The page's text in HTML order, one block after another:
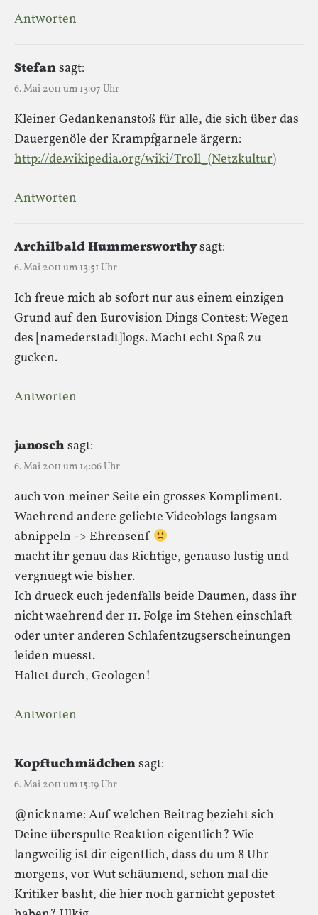
Antworten
Stefansagt:
6. Mai 2011 um 13:07 Uhr
Kleiner Gedankenanstoß für alle, die sich über das
Dauergenöle der Krampfgarnele ärgern:
http://de.wikipedia.org/wiki/Troll_(Netzkultur)
Antworten
Archilbald Hummersworthysagt:
6. Mai 2011 um 13:51 Uhr
Ich freue mich ab sofort nur aus einem einzigen
Grund auf den Eurovision Dings Contest: Wegen
des [namederstadt]logs. Macht echt Spaß zu
gucken.
Antworten
janosch sagt:
6. Mai 2011 um 14:06 Uhr
auch von meiner Seite ein grosses Kompliment.
Waehrend andere geliebte Videoblogs langsam
abnippeln -> Ehrensenf
macht ihr genau das Richtige, genauso lustig und
vergnuegt wie bisher.
Ich drueck euch jedenfalls beide Daumen, dass ihr
nicht waehrend der 11. Folge im Stehen einschlaft
oder unter anderen Schlafentzugserscheinungen
leiden muesst.
Haltet durch, Geologen!
Antworten
Kopftuchmädchensagt:
6. Mai 2011 um 15:19 Uhr
@nickname: Auf welchen Beitrag bezieht sich
Deine überspulte Reaktion eigentlich? Wie
langweilig ist dir eigentlich, dass du um 8 Uhr
morgens, vor Wut schäumend, schon mal die
Kritiker basht, die hier noch garnicht gepostet